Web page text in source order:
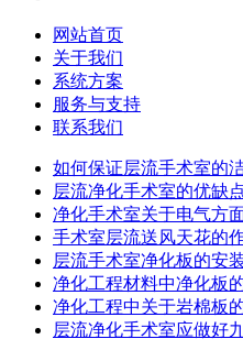
网站首页
关于我们
系统方案
服务与支持
联系我们
如何保证层流手术室的
层流净化手术室的优缺
净化手术室关于电气方
手术室层流送风天花的
层流手术室净化板的安
净化工程材料中净化板
净化工程中关于岩棉板
层流净化手术室应做好